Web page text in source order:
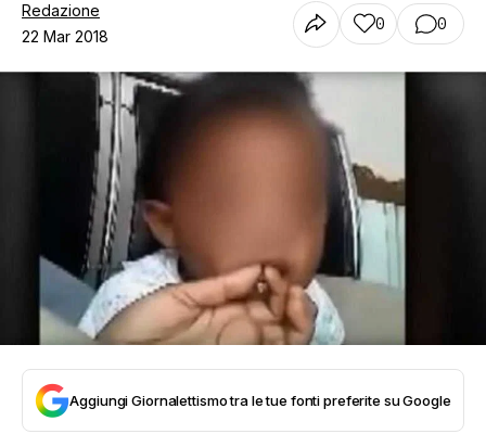
Redazione
22 Mar 2018
0 0
Aggiungi Giornalettismo tra le tue fonti preferite su Google